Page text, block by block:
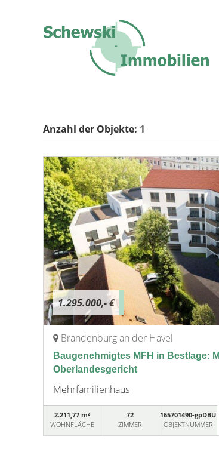
Anzahl der Objekte: 1
1.295.000,- €
Brandenburg an der Havel
Baugenehmigtes MFH in Bestlage:
Oberlandesgericht
Mehrfamilienhaus
2.211,77 m²
WOHNFLÄCHE
72
ZIMMER
165701490-gpDBU
OBJEKTNUMMER